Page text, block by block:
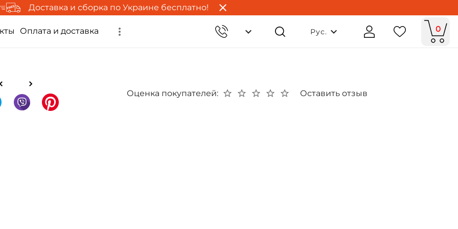
Доставка и сборка по Украине бесплатно!
Оплата и доставка Рус. 0
Оценка покупателей: Оставить отзыв